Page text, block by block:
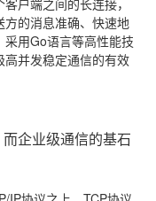
的消息准确、快速地
用Go语言等高性能技
并发稳定通信的有效
企业级通信的基石